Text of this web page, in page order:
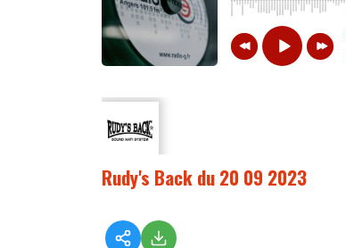
Rudy's Back du 20 09 2023